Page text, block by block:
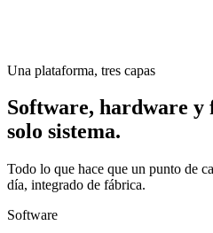
Una plataforma, tres capas
Software, hardware y
solo sistema.
Todo lo que hace que un punto de
día, integrado de fábrica.
Software